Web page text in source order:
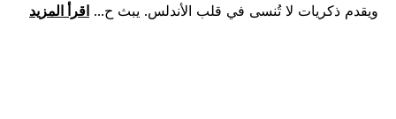
ويقدم ذكريات لا تُنسى في قلب الأندلس. يبث ح... اقرأ المزيد